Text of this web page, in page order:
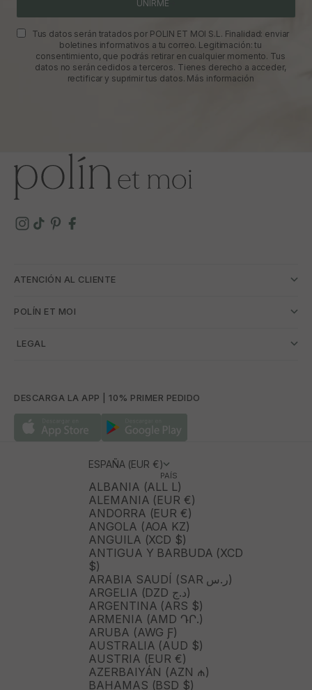
UNIRME
Tus datos serán tratados por POLIN ET MOI S.L. Finalidad: enviar
boletines informativos a tu correo. Legitimación: tu
consentimiento, que podrás retirar en cualquier momento. Tus
datos no serán cedidos a terceros. Tienes derecho a acceder,
rectificar y suprimir tus datos. Más información
ATENCIÓN AL CLIENTE
POLÍN ET MOI
­ LEGAL
DESCARGA LA APP | 10% PRIMER PEDIDO
ESPAÑA (EUR €)
PAÍS
ALBANIA (ALL L)
ALEMANIA (EUR €)
ANDORRA (EUR €)
ANGOLA (AOA KZ)
ANGUILA (XCD $)
ANTIGUA Y BARBUDA (XCD
$)
ARABIA SAUDÍ (SAR ر.س)
ARGELIA (DZD د.ج)
ARGENTINA (ARS $)
ARMENIA (AMD ԴՐ.)
ARUBA (AWG Ƒ)
AUSTRALIA (AUD $)
AUSTRIA (EUR €)
AZERBAIYÁN (AZN ₼)
BAHAMAS (BSD $)